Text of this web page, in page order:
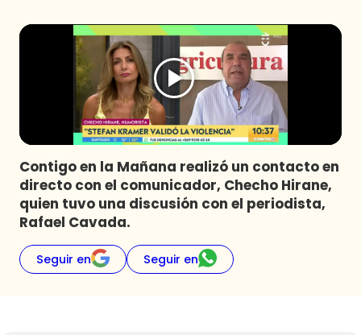
Contigo en la Mañana realizó un contacto en
directo con el comunicador, Checho Hirane,
quien tuvo una discusión con el periodista,
Rafael Cavada.
Seguir en Seguir en
Programas
Club De La Comedia
Contigo en Directo
Plan Perfecto
El Tiempo
Sabingo
Todos Los Programas